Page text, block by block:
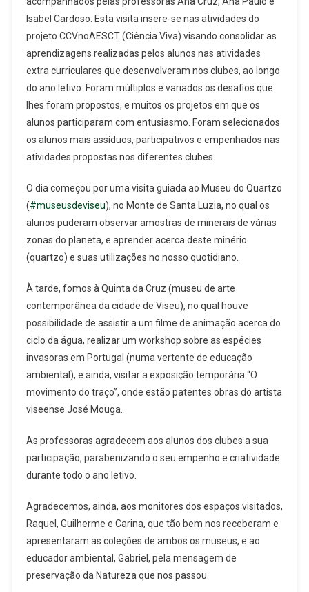
Isabel Cardoso. Esta visita insere-se nas atividades do
projeto CCVnoAESCT (Ciência Viva) visando consolidar as
aprendizagens realizadas pelos alunos nas atividades
extra curriculares que desenvolveram nos clubes, ao longo
do ano letivo. Foram múltiplos e variados os desafios que
lhes foram propostos, e muitos os projetos em que os
alunos participaram com entusiasmo. Foram selecionados
os alunos mais assíduos, participativos e empenhados nas
atividades propostas nos diferentes clubes.
O dia começou por uma visita guiada ao Museu do Quartzo
(#museusdeviseu), no Monte de Santa Luzia, no qual os
alunos puderam observar amostras de minerais de várias
zonas do planeta, e aprender acerca deste minério
(quartzo) e suas utilizações no nosso quotidiano.
À tarde, fomos à Quinta da Cruz (museu de arte
contemporânea da cidade de Viseu), no qual houve
possibilidade de assistir a um filme de animação acerca do
ciclo da água, realizar um workshop sobre as espécies
invasoras em Portugal (numa vertente de educação
ambiental), e ainda, visitar a exposição temporária “O
movimento do traço”, onde estão patentes obras do artista
viseense José Mouga.
As professoras agradecem aos alunos dos clubes a sua
participação, parabenizando o seu empenho e criatividade
durante todo o ano letivo.
Agradecemos, ainda, aos monitores dos espaços visitados,
Raquel, Guilherme e Carina, que tão bem nos receberam e
apresentaram as coleções de ambos os museus, e ao
educador ambiental, Gabriel, pela mensagem de
preservação da Natureza que nos passou.